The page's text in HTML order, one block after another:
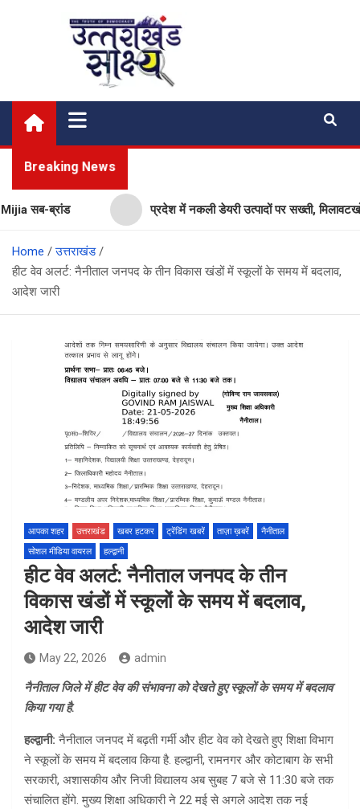
Uttarakhand Shakshya
My News Portal
Breaking News
ब्रांड प्रदेश में नकली डेयरी उत्पादों पर सख्ती,
Home
उत्तराखंड
हीट वेव अलर्ट: नैनीताल जनपद के तीन विकास खंडों में स्कूलों के समय में बदलाव,
आदेश जारी
आपका शहर उत्तराखंड खबर हटकर ट्रेंडिंग खबरें ताज़ा ख़बरें
नैनीताल
सोशल मीडिया वायरल
हल्द्वानी
हीट वेव अलर्ट: नैनीताल जनपद के तीन
विकास खंडों में स्कूलों के समय में बदलाव,
आदेश जारी
May 22, 2026 admin
नैनीताल जिले में हीट वेव की संभावना को देखते हुए स्कूलों के समय में बदलाव
किया गया है.
हल्द्वानी:नैनीताल जनपद में बढ़ती गर्मी और हीट वेव को देखते हुए शिक्षा विभाग
ने स्कूलों के समय में बदलाव किया है. हल्द्वानी, रामनगर और कोटाबाग के सभी
सरकारी, अशासकीय और निजी विद्यालय अब सुबह 7 बजे से 11:30 बजे तक
संचालित होंगे. मुख्य शिक्षा अधिकारी ने 22 मई से अगले आदेश तक नई